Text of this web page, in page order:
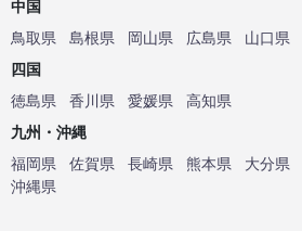
中国
鳥取県
島根県 岡山県 広島県
山口県
四国
徳島県
香川県 愛媛県
高知県
九州・沖縄
福岡県
佐賀県 長崎県 熊本県 大分県
沖縄県